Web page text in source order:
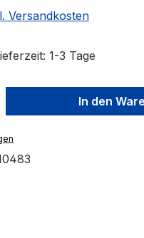
Versandkosten
1-3 Tage
Gib denIn den